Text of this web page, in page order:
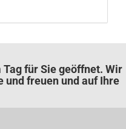
Tag für Sie geöffnet. Wir
und freuen und auf Ihre